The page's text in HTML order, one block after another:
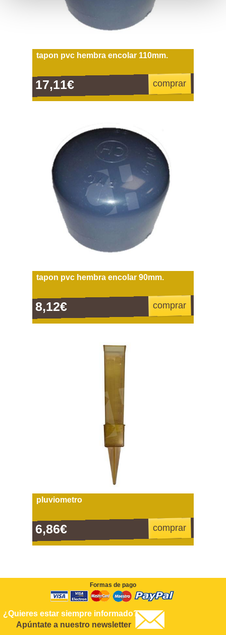
tapon pvc hembra encolar 110mm.
17,11€ comprar
tapon pvc hembra encolar 90mm.
8,12€ comprar
pluviometro
6,86€ comprar
Formas de pago
¿Quieres estar siempre informado?
Apúntate a nuestro newsletter